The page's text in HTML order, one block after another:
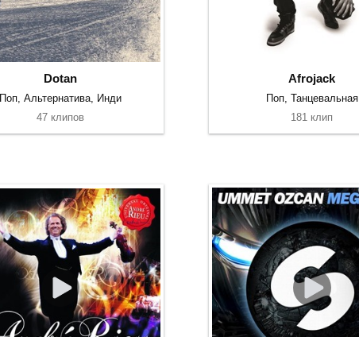
Dotan
Поп, Альтернатива, Инди
47 клипов
Afrojack
Поп, Танцевальная
181 клип